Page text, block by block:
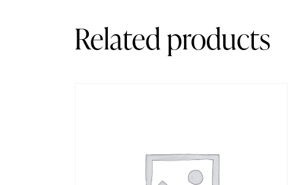
Related products